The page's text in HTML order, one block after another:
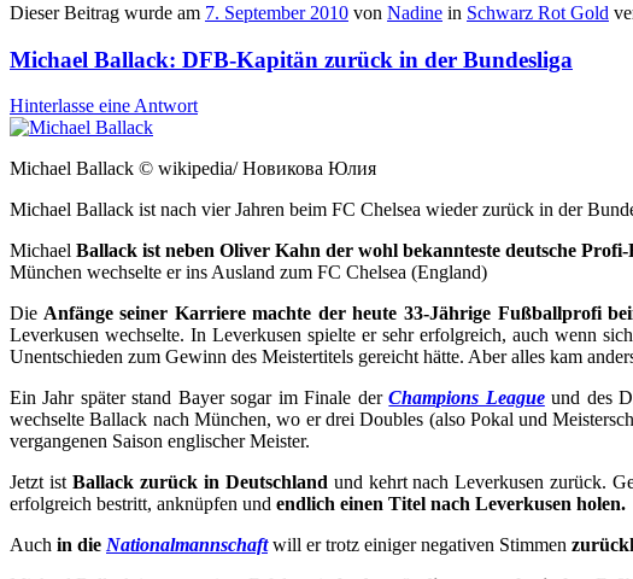
Dieser Beitrag wurde am 7. September 2010 von Nadine in Schwarz Rot Gold
Michael Ballack: DFB-Kapitän zurück in der Bundesliga
Hinterlasse eine Antwort
Michael Ballack © wikipedia/ Новикова Юлия
Michael Ballack ist nach vier Jahren beim FC Chelsea wieder zurück in der
Michael Ballack ist neben Oliver Kahn der wohl bekannteste deutsche
München wechselte er ins Ausland zum FC Chelsea (England)
Die Anfänge seiner Karriere machte der heute 33-Jährige Fußballprofi
Leverkusen wechselte. In Leverkusen spielte er sehr erfolgreich, auch wenn
Unentschieden zum Gewinn des Meistertitels gereicht hätte. Aber alles kam
Ein Jahr später stand Bayer sogar im Finale der Champions League und des
wechselte Ballack nach München, wo er drei Doubles (also Pokal und
vergangenen Saison englischer Meister.
Jetzt istBallack zurück in Deutschland und kehrt nach Leverkusen zurück.
erfolgreich bestritt, anknüpfen und endlich einen Titel nach Leverkusen holen.
Auch in die Nationalmannschaft will er trotz einiger negativen Stimmen